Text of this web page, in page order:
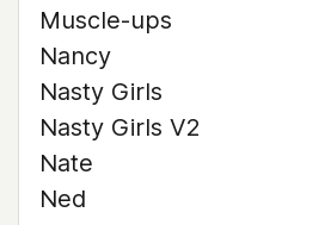
Muscle-ups
Nancy
Nasty Girls
Nasty Girls V2
Nate
Ned